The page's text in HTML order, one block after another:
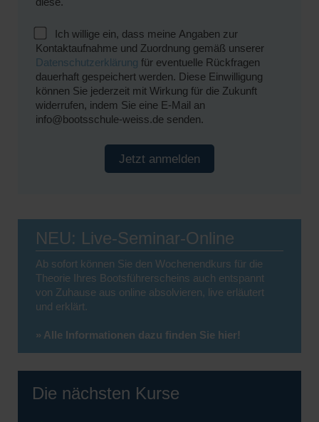
Ich willige ein, dass meine Angaben zur
Kontaktaufnahme und Zuordnung gemäß unserer
Datenschutzerklärung für eventuelle Rückfragen
dauerhaft gespeichert werden. Diese Einwilligung
können Sie jederzeit mit Wirkung für die Zukunft
widerrufen, indem Sie eine E-Mail an
info@bootsschule-weiss.de senden.
Jetzt anmelden
NEU: Live-Seminar-Online
Ab sofort können Sie den Wochenendkurs für die
Theorie Ihres Bootsführerscheins auch entspannt
von Zuhause aus online absolvieren, live erläutert
und erklärt.
» Alle Informationen dazu finden Sie hier!
Die nächsten Kurse